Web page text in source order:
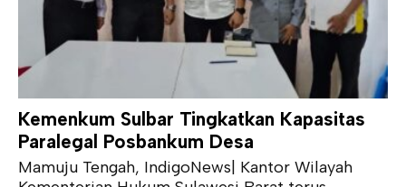
Kemenkum Sulbar Tingkatkan Kapasitas
Paralegal Posbankum Desa
Mamuju Tengah, IndigoNews| Kantor Wilayah